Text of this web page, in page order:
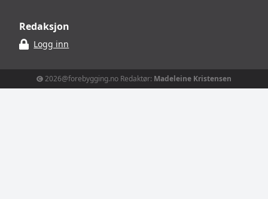
Redaksjon
Logg inn
2026@forebygging.no Redaktør: Madeleine Kristensen